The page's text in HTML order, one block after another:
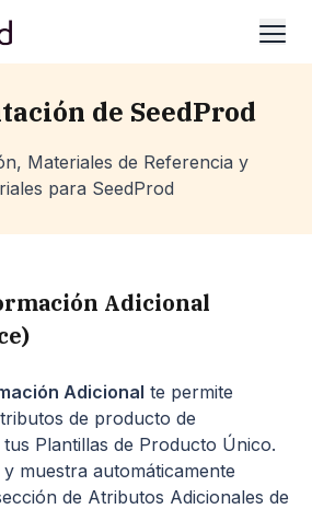
de SeedProd
Materiales de Referencia y
para SeedProd
Adicional
Adicional te permite
de producto de
Plantillas de Producto Único.
muestra automáticamente
de Atributos Adicionales de